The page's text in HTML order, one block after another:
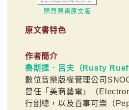
購買原書原文版
原文書特色
作者簡介
魯斯提．呂夫（Rusty Rueff
數位音樂版權管理公司
曾任「美商藝電」（
行副總，以及百事可樂（